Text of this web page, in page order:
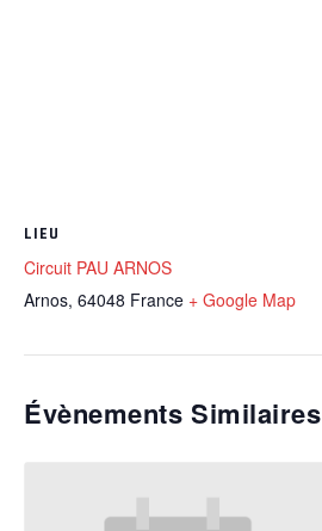
LIEU
Circuit PAU ARNOS
Arnos, 64048 France + Google Map
Évènements Similaires